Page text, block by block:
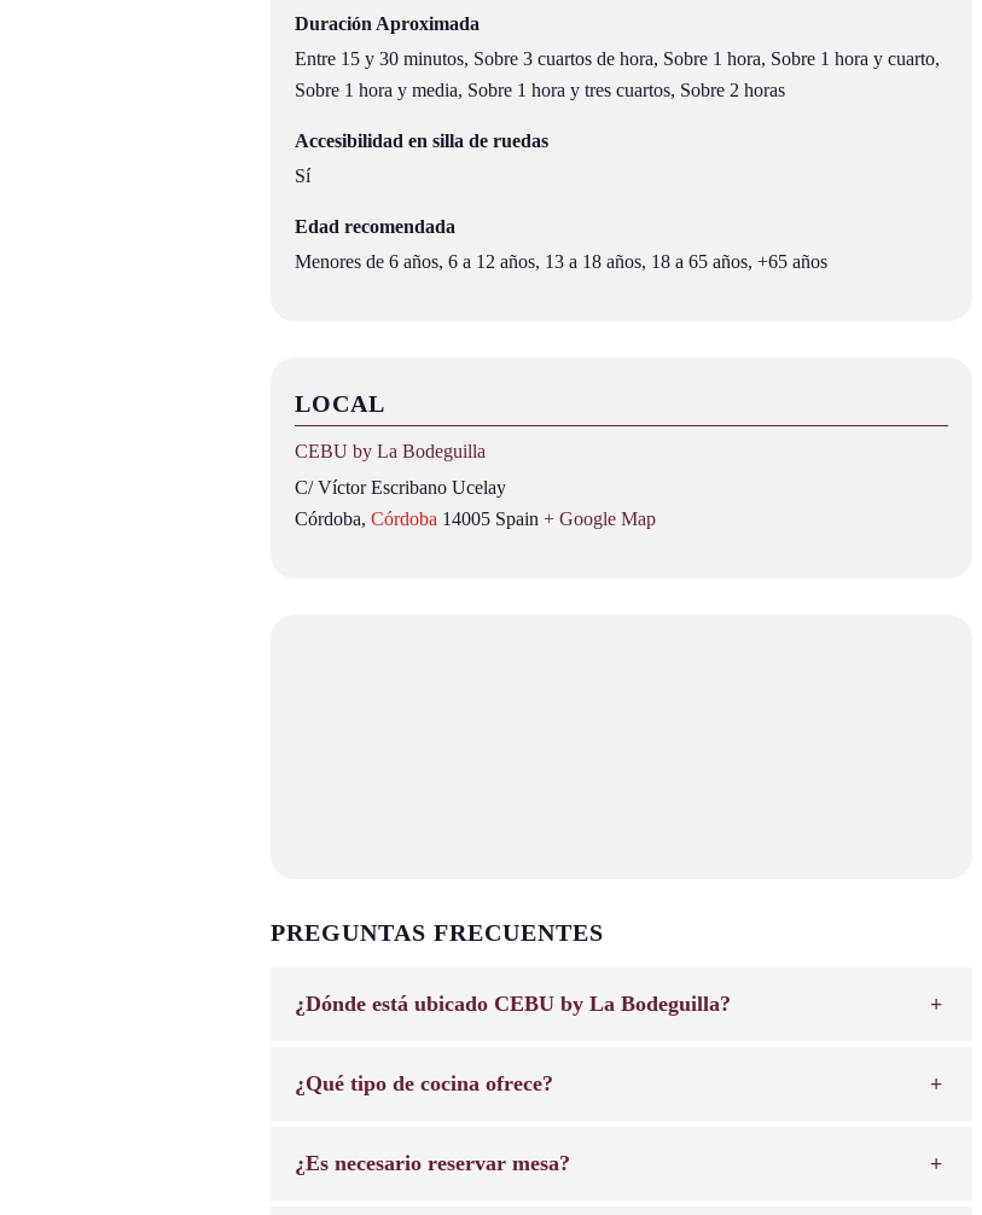
Duración Aproximada
Entre 15 y 30 minutos, Sobre 3 cuartos de hora, Sobre 1 hora, Sobre 1 hora y cuarto,
Sobre 1 hora y media, Sobre 1 hora y tres cuartos, Sobre 2 horas
Accesibilidad en silla de ruedas
Sí
Edad recomendada
Menores de 6 años, 6 a 12 años, 13 a 18 años, 18 a 65 años, +65 años
LOCAL
CEBU by La Bodeguilla
C/ Víctor Escribano Ucelay
Córdoba, Córdoba 14005 Spain + Google Map
PREGUNTAS FRECUENTES
¿Dónde está ubicado CEBU by La Bodeguilla?
¿Qué tipo de cocina ofrece?
¿Es necesario reservar mesa?